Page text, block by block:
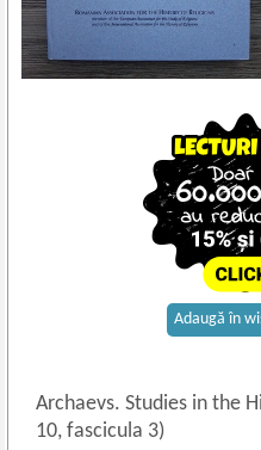
Archaevs. Studies in the
10, fascicula 3)
Adaugă în